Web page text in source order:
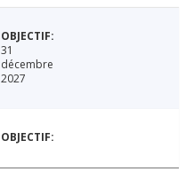
31
décembre
2027